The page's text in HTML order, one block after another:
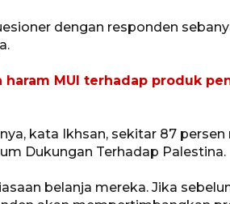
dengan responden
MUI terhadap produk
kata Ikhsan, sekitar 87 persen
Dukungan Terhadap Palestina.
belanja mereka. Jika